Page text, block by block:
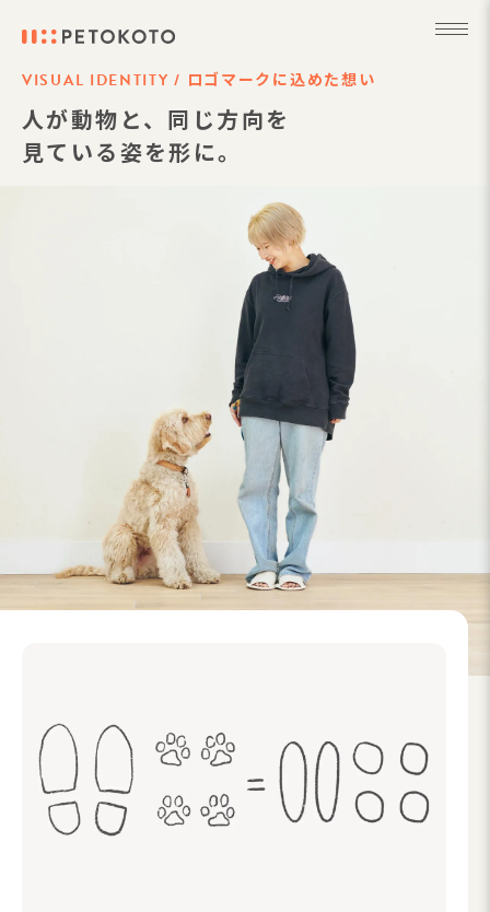
VISUAL IDENTITY / ロゴマークに込めた想い
人が動物と、同じ方向を
見ている姿を形に。